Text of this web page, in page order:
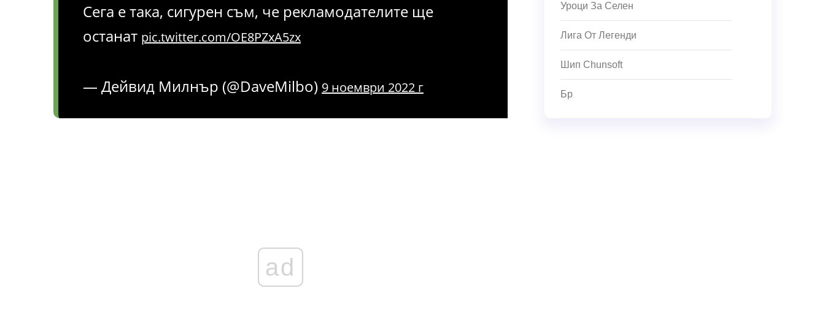
Сега е така, сигурен съм, че рекламодателите ще
останат pic.twitter.com/OE8PZxA5zx
— Дейвид Милнър (@DaveMilbo) 9 ноември 2022 г
ad
Уроци За Селен
Лига От Легенди
Шип Chunsoft
Бр